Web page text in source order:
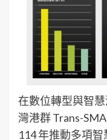
在數位轉型與智
灣港群 Trans-
114 年推動多項